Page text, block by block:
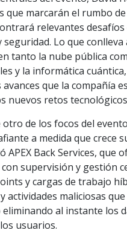
que marcarán el rumbo
relevantes
Lo que
tanto la nube pública
y la informática
que la compañía
nuevos retos tecnológicos
de los focos del
a medida que crece
Back Services, que
supervisión y gestión
y cargas de trabajo
actividades maliciosas
al instante los
usuarios.